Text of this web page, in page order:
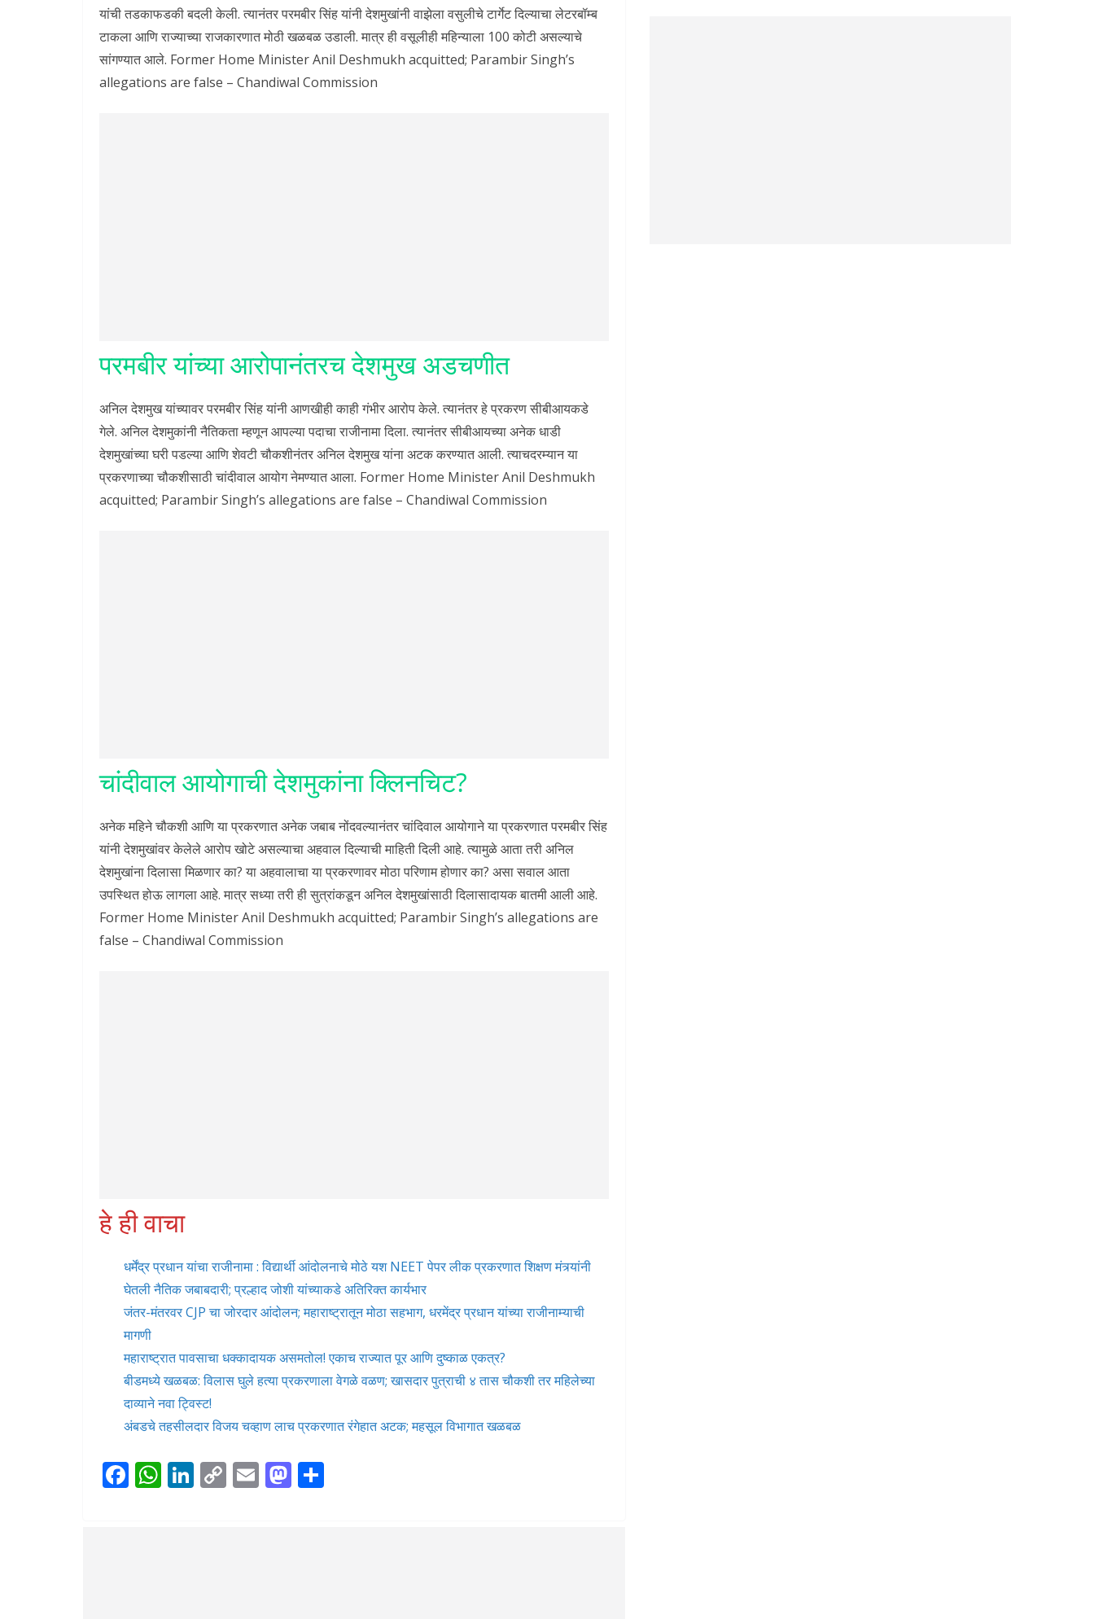
यांची तडकाफडकी बदली केली. त्यानंतर परमबीर सिंह यांनी देशमुखांनी वाझेला वसुलीचे टार्गेट दिल्याचा लेटरबॉम्ब
टाकला आणि राज्याच्या राजकारणात मोठी खळबळ उडाली. मात्र ही वसूलीही महिन्याला 100 कोटी असल्याचे
सांगण्यात आले. Former Home Minister Anil Deshmukh acquitted; Parambir Singh’s
allegations are false – Chandiwal Commission
परमबीर यांच्या आरोपानंतरच देशमुख अडचणीत
अनिल देशमुख यांच्यावर परमबीर सिंह यांनी आणखीही काही गंभीर आरोप केले. त्यानंतर हे प्रकरण सीबीआयकडे
गेले. अनिल देशमुकांनी नैतिकता म्हणून आपल्या पदाचा राजीनामा दिला. त्यानंतर सीबीआयच्या अनेक धाडी
देशमुखांच्या घरी पडल्या आणि शेवटी चौकशीनंतर अनिल देशमुख यांना अटक करण्यात आली. त्याचदरम्यान या
प्रकरणाच्या चौकशीसाठी चांदीवाल आयोग नेमण्यात आला. Former Home Minister Anil Deshmukh
acquitted; Parambir Singh’s allegations are false – Chandiwal Commission
चांदीवाल आयोगाची देशमुकांना क्लिनचिट?
अनेक महिने चौकशी आणि या प्रकरणात अनेक जबाब नोंदवल्यानंतर चांदिवाल आयोगाने या प्रकरणात परमबीर सिंह
यांनी देशमुखांवर केलेले आरोप खोटे असल्याचा अहवाल दिल्याची माहिती दिली आहे. त्यामुळे आता तरी अनिल
देशमुखांना दिलासा मिळणार का? या अहवालाचा या प्रकरणावर मोठा परिणाम होणार का? असा सवाल आता
उपस्थित होऊ लागला आहे. मात्र सध्या तरी ही सुत्रांकडून अनिल देशमुखांसाठी दिलासादायक बातमी आली आहे.
Former Home Minister Anil Deshmukh acquitted; Parambir Singh’s allegations are
false – Chandiwal Commission
हे ही वाचा
धर्मेंद्र प्रधान यांचा राजीनामा : विद्यार्थी आंदोलनाचे मोठे यश NEET पेपर लीक प्रकरणात शिक्षण मंत्र्यांनी
घेतली नैतिक जबाबदारी; प्रल्हाद जोशी यांच्याकडे अतिरिक्त कार्यभार
जंतर-मंतरवर CJP चा जोरदार आंदोलन; महाराष्ट्रातून मोठा सहभाग, धरमेंद्र प्रधान यांच्या राजीनाम्याची
मागणी
महाराष्ट्रात पावसाचा धक्कादायक असमतोल! एकाच राज्यात पूर आणि दुष्काळ एकत्र?
बीडमध्ये खळबळ: विलास घुले हत्या प्रकरणाला वेगळे वळण; खासदार पुत्राची ४ तास चौकशी तर महिलेच्या
दाव्याने नवा ट्विस्ट!
अंबडचे तहसीलदार विजय चव्हाण लाच प्रकरणात रंगेहात अटक; महसूल विभागात खळबळ
F W Li C E M